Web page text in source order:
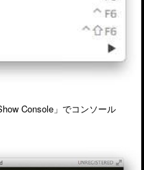
Console」でコンソール